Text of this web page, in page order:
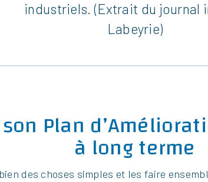
industriels. (Extrait du journal
Labeyrie)
Plan
à long terme
des choses simples et les faire